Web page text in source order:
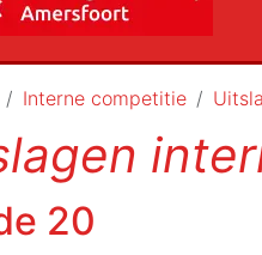
Interne competitie
20